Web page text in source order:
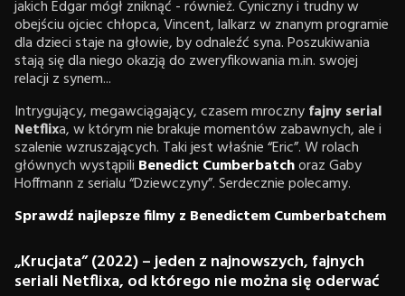
jakich Edgar mógł zniknąć - również. Cyniczny i trudny w
obejściu ojciec chłopca, Vincent, lalkarz w znanym programie
dla dzieci staje na głowie, by odnaleźć syna. Poszukiwania
stają się dla niego okazją do zweryfikowania m.in. swojej
relacji z synem...
Intrygujący, megawciągający, czasem mrocznyfajny serial
Netflixa, w którym nie brakuje momentów zabawnych, ale i
szalenie wzruszających. Taki jest właśnie “Eric”. W rolach
głównych wystąpili Benedict Cumberbatchoraz Gaby
Hoffmann z serialu “Dziewczyny”. Serdecznie polecamy.
Sprawdź najlepsze filmy z Benedictem Cumberbatchem
„Krucjata” (2022) – jeden z najnowszych, fajnych
seriali Netflixa, od którego nie można się oderwać